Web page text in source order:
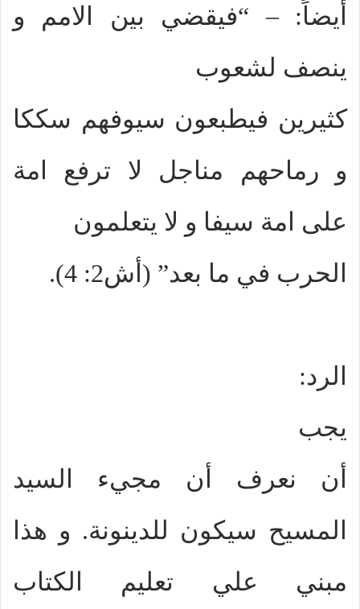
أيضاً: – “فيقضي بين الامم و
ينصف لشعوب
كثيرين فيطبعون سيوفهم سككا
و رماحهم مناجل لا ترفع امة
على امة سيفا و لا يتعلمون
الحرب في ما بعد” (أش2: 4).
الرد:
يجب
أن نعرف أن مجيء السيد
المسيح سيكون للدينونة. و هذا
مبني علي تعليم الكتاب